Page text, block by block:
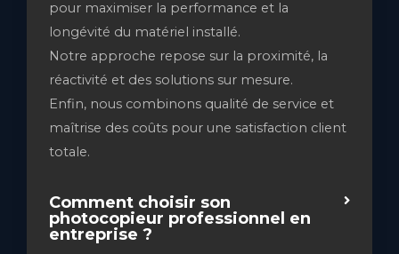
pour maximiser la performance et la
longévité du matériel installé.
Notre approche repose sur la proximité, la
réactivité et des solutions sur mesure.
Enfin, nous combinons qualité de service et
maîtrise des coûts pour une satisfaction client
totale.
Comment choisir son
photocopieur professionnel en
entreprise ?